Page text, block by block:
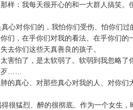
样：我每天很开心的和一大群人搞笑。
心对你们的，我怕你们受伤、怕你们过
，在乎你们对我的看法、在乎你们的
去你们这些天真善良的孩子。
害怕了，是太软弱了。软弱到我忽略了
歹……
的真心、对那些真心对我的人、对你们
很猛烈、醉的很彻底。作为一个女生，